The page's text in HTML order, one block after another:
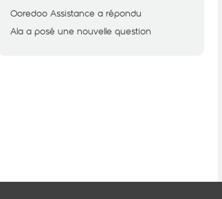
Ooredoo Assistance a répondu
Ala a posé une nouvelle question